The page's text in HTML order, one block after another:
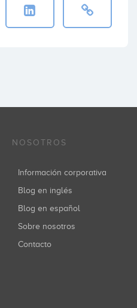
NOSOTROS
Información corporativa
Blog en inglés
Blog en español
Sobre nosotros
Contacto